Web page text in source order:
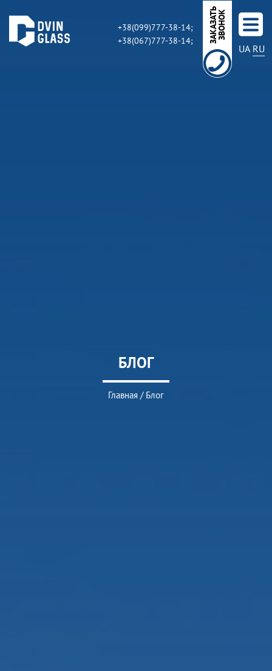
З
А
К
А
З
АТ
Ь
З
В
О
Н
ОК
+38(099)777-38-14;
+38(067)777-38-14;
UA RU
БЛОГ
Главная / Блог